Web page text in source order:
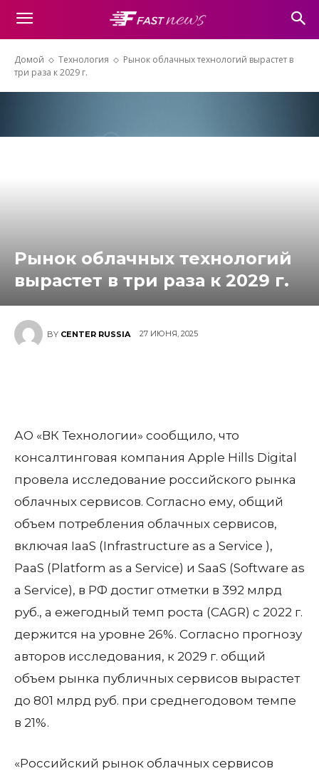
Домой Технология
Рынок облачных технологий вырастет в
три раза к 2029 г.
Рынок облачных технологий
вырастет в три раза к 2029 г.
BY CENTER RUSSIA 27 ИЮНЯ, 2025
АО «ВК Технологии» сообщило, что
консалтинговая компания Apple Hills Digital
провела исследование российского рынка
облачных сервисов. Согласно ему, общий
объем потребления облачных сервисов,
включая IaaS (Infrastructure as a Service ),
PaaS (Platform as a Service) и SaaS (Software as
a Service), в РФ достиг отметки в 392 млрд
руб., а ежегодный темп роста (CAGR) с 2022 г.
держится на уровне 26%. Согласно прогнозу
авторов исследования, к 2029 г. общий
объем рынка публичных сервисов вырастет
до 801 млрд руб. при среднегодовом темпе
в 21%.
«Российский рынок облачных сервисов